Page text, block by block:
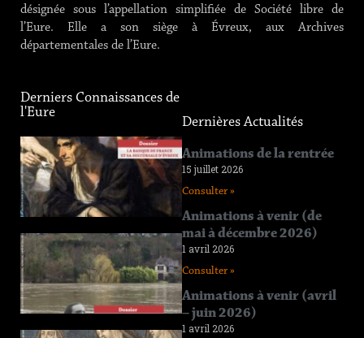
désignée sous l’appellation simplifiée de Société libre de
l’Eure. Elle a son siège à Évreux, aux Archives
départementales de l’Eure.
Derniers Connaissances de
l'Eure
Connaissance
de l’Eure
12 juin 2026
Consulter »
Connaissance
n°218
11 avril 2026
Consulter »
Dernières Actualités
Animations de la rentrée
15 juillet 2026
Consulter »
Animations à venir (de
mai à décembre 2026)
1 avril 2026
Consulter »
Animations à venir (avril
– juin 2026)
1 avril 2026